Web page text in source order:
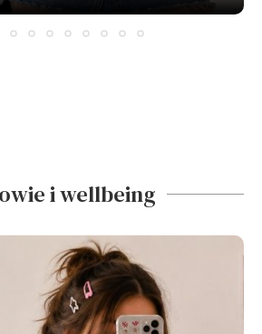
i wellbeing